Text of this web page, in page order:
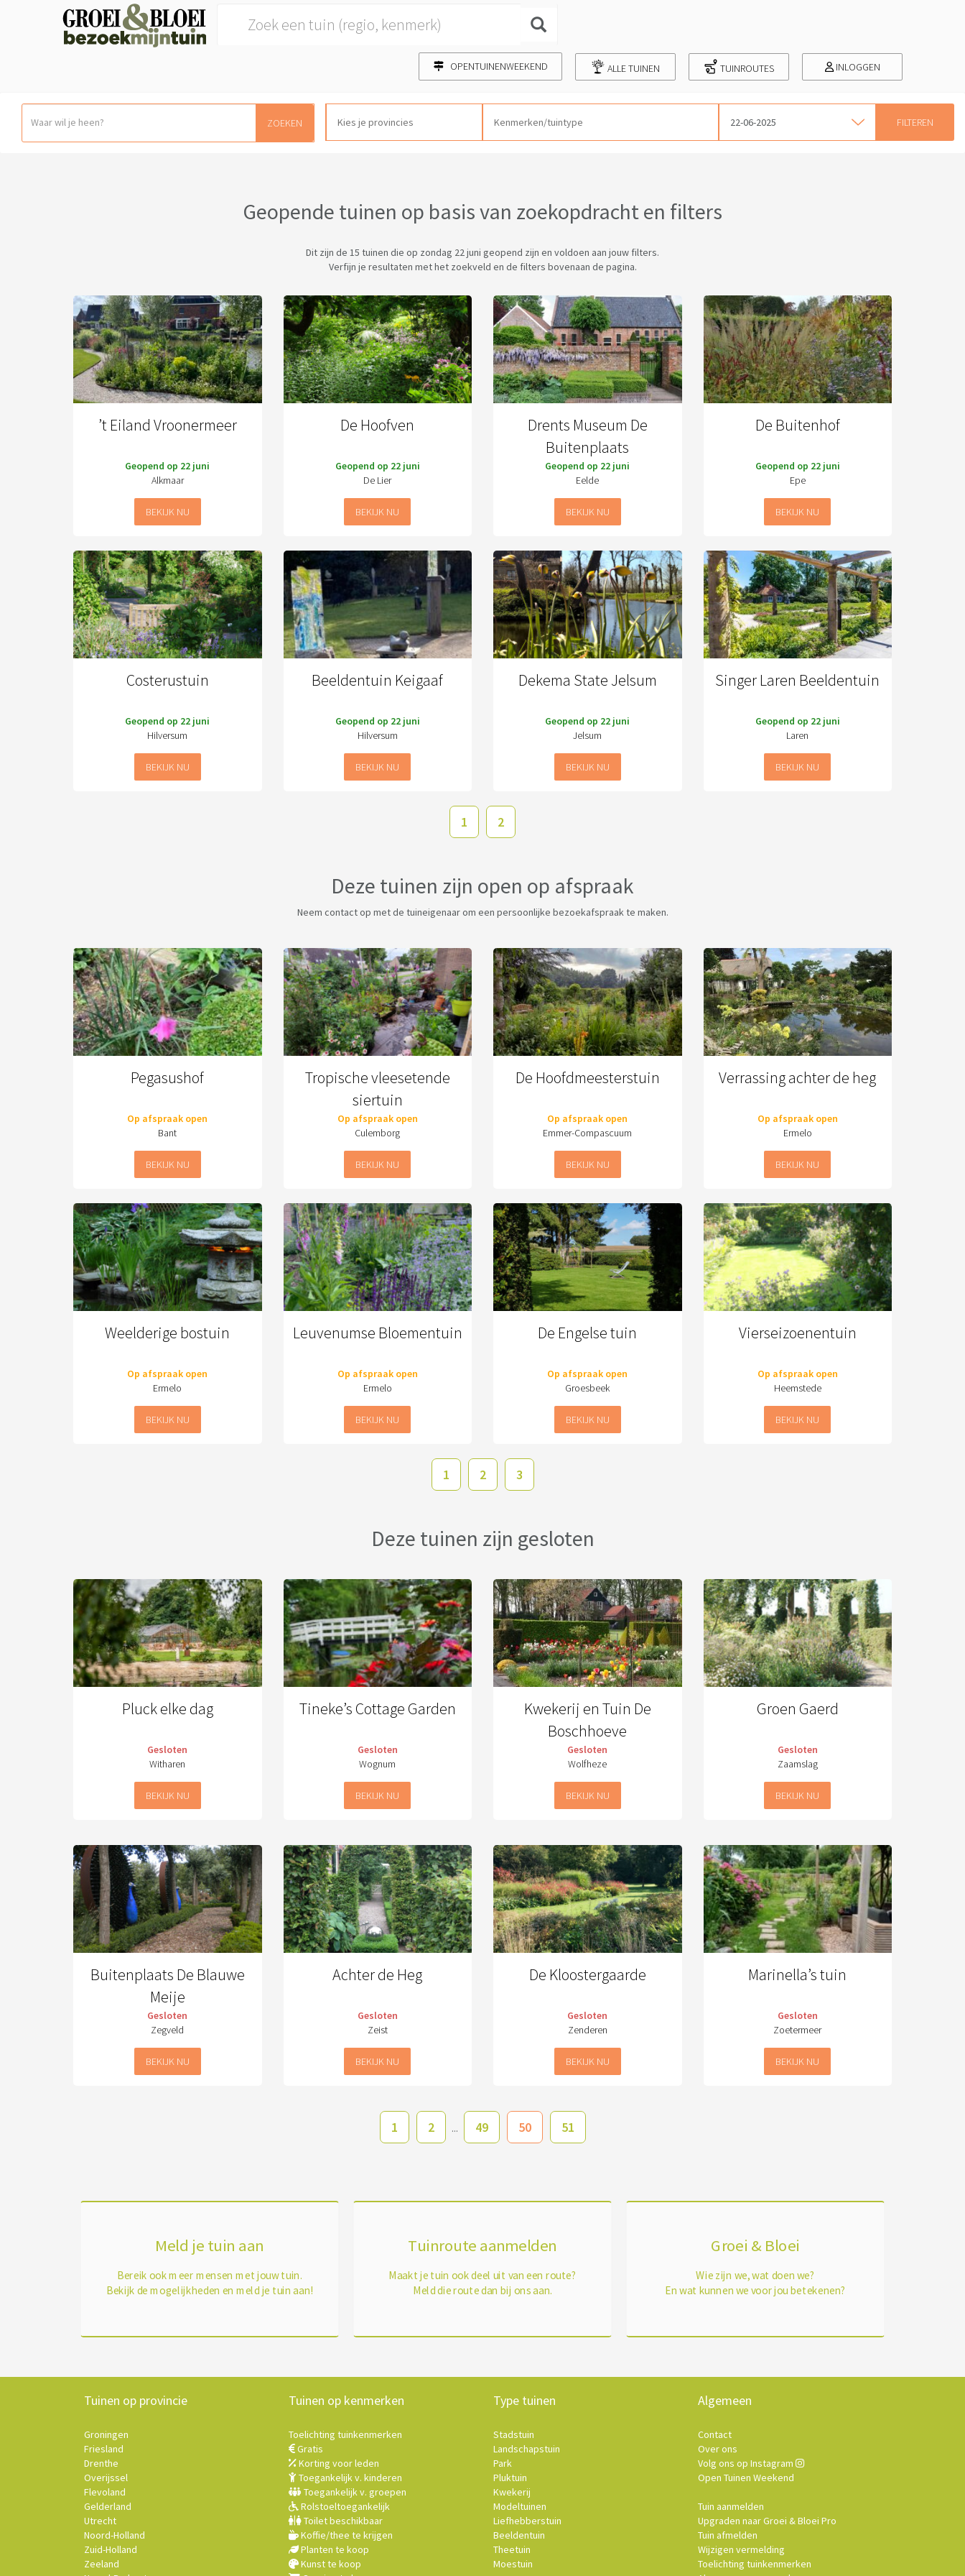
OPENTUINENWEEKEND ALLE TUINEN TUINROUTES INLOGGEN
ZOEKEN 22-06-2025
Geopende tuinen op basis van zoekopdracht en filters
Dit zijn de 15 tuinen die op zondag 22 juni geopend zijn en voldoen aan jouw filters.
Verfijn je resultaten met het zoekveld en de filters bovenaan de pagina.
’t Eiland Vroonermeer
Geopend op 22 juni
Alkmaar
BEKIJK NU
De Hoofven
Geopend op 22 juni
De Lier
BEKIJK NU
Drents Museum De
Buitenplaats
Geopend op 22 juni
Eelde
BEKIJK NU
De Buitenhof
Geopend op 22 juni
Epe
BEKIJK NU
Costerustuin
Geopend op 22 juni
Hilversum
BEKIJK NU
Beeldentuin Keigaaf
Geopend op 22 juni
Hilversum
BEKIJK NU
Dekema State Jelsum
Geopend op 22 juni
Jelsum
BEKIJK NU
Singer Laren Beeldentuin
Geopend op 22 juni
Laren
BEKIJK NU
1 2
Deze tuinen zijn open op afspraak
Neem contact op met de tuineigenaar om een persoonlijke bezoekafspraak te maken.
Pegasushof
Op afspraak open
Bant
BEKIJK NU
Tropische vleesetende
siertuin
Op afspraak open
Culemborg
BEKIJK NU
De Hoofdmeesterstuin
Op afspraak open
Emmer-Compascuum
BEKIJK NU
Verrassing achter de heg
Op afspraak open
Ermelo
BEKIJK NU
Weelderige bostuin
Op afspraak open
Ermelo
BEKIJK NU
Leuvenumse Bloementuin
Op afspraak open
Ermelo
BEKIJK NU
De Engelse tuin
Op afspraak open
Groesbeek
BEKIJK NU
Vierseizoenentuin
Op afspraak open
Heemstede
BEKIJK NU
1 2 3
Deze tuinen zijn gesloten
Pluck elke dag
Gesloten
Witharen
BEKIJK NU
Tineke’s Cottage Garden
Gesloten
Wognum
BEKIJK NU
Kwekerij en Tuin De
Boschhoeve
Gesloten
Wolfheze
BEKIJK NU
Groen Gaerd
Gesloten
Zaamslag
BEKIJK NU
Buitenplaats De Blauwe
Meije
Gesloten
Zegveld
BEKIJK NU
Achter de Heg
Gesloten
Zeist
BEKIJK NU
De Kloostergaarde
Gesloten
Zenderen
BEKIJK NU
Marinella’s tuin
Gesloten
Zoetermeer
BEKIJK NU
1 2 ... 49 50 51
Meld je tuin aan
Bereik ook meer mensen met jouw tuin.
Bekijk de mogelijkheden en meld je tuin aan!
Tuinroute aanmelden
Maakt je tuin ook deel uit van een route?
Meld die route dan bij ons aan.
Groei & Bloei
Wie zijn we, wat doen we?
En wat kunnen we voor jou betekenen?
Tuinen op provincie
Groningen
Friesland
Drenthe
Overijssel
Flevoland
Gelderland
Utrecht
Noord-Holland
Zuid-Holland
Zeeland
Tuinen op kenmerken
Toelichting tuinkenmerken
Gratis
Korting voor leden
Toegankelijk v. kinderen
Toegankelijk v. groepen
Rolstoeltoegankelijk
Toilet beschikbaar
Koffie/thee te krijgen
Planten te koop
Kunst te koop
Type tuinen
Stadstuin
Landschapstuin
Park
Pluktuin
Kwekerij
Modeltuinen
Liefhebberstuin
Beeldentuin
Theetuin
Moestuin
Algemeen
Contact
Over ons
Volg ons op Instagram
Open Tuinen Weekend
Tuin aanmelden
Upgraden naar Groei & Bloei Pro
Tuin afmelden
Wijzigen vermelding
Toelichting tuinkenmerken